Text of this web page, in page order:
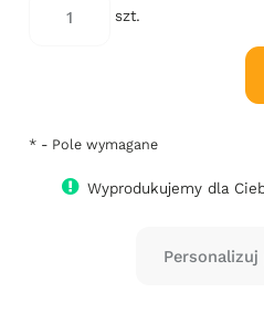
szt.
* - Pole wymagane
Wyprodukujemy dla